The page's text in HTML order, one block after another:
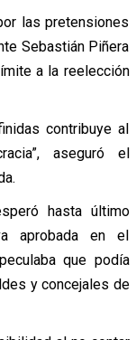
las pretensiones
Sebastián Piñera
a la reelección
contribuye al
aseguró el
hasta último
aprobada en el
que podía
y concejales de